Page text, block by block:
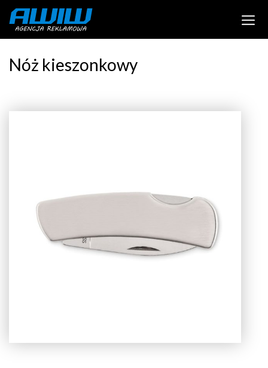
Nóż kieszonkowy